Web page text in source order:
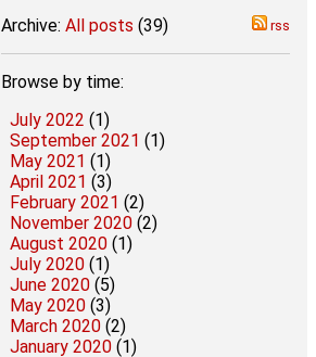
rss
Archive:All posts (39)
Browse by time:
July 2022 (1)
September 2021 (1)
May 2021 (1)
April 2021 (3)
February 2021 (2)
November 2020 (2)
August 2020 (1)
July 2020 (1)
June 2020 (5)
May 2020 (3)
March 2020 (2)
January 2020 (1)